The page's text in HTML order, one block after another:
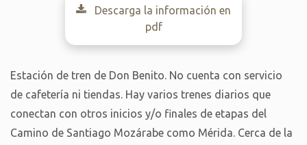
Descarga la información en
pdf
Estación de tren de Don Benito. No cuenta con servicio
de cafetería ni tiendas. Hay varios trenes diarios que
conectan con otros inicios y/o finales de etapas del
Camino de Santiago Mozárabe como Mérida. Cerca de la